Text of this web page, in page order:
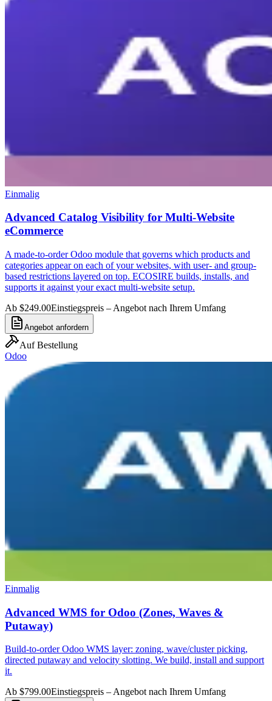
Einmalig
Advanced Catalog Visibility for Multi-Website
eCommerce
A made-to-order Odoo module that governs which products and
categories appear on each of your websites, with user- and group-
based restrictions layered on top. ECOSIRE builds, installs, and
supports it against your exact multi-website setup.
Ab $249.00Einstiegspreis – Angebot nach Ihrem Umfang
Angebot anfordern
Auf Bestellung
Odoo
Einmalig
Advanced WMS for Odoo (Zones, Waves &
Putaway)
Build-to-order Odoo WMS layer: zoning, wave/cluster picking,
directed putaway and velocity slotting. We build, install and support
it.
Ab $799.00Einstiegspreis – Angebot nach Ihrem Umfang